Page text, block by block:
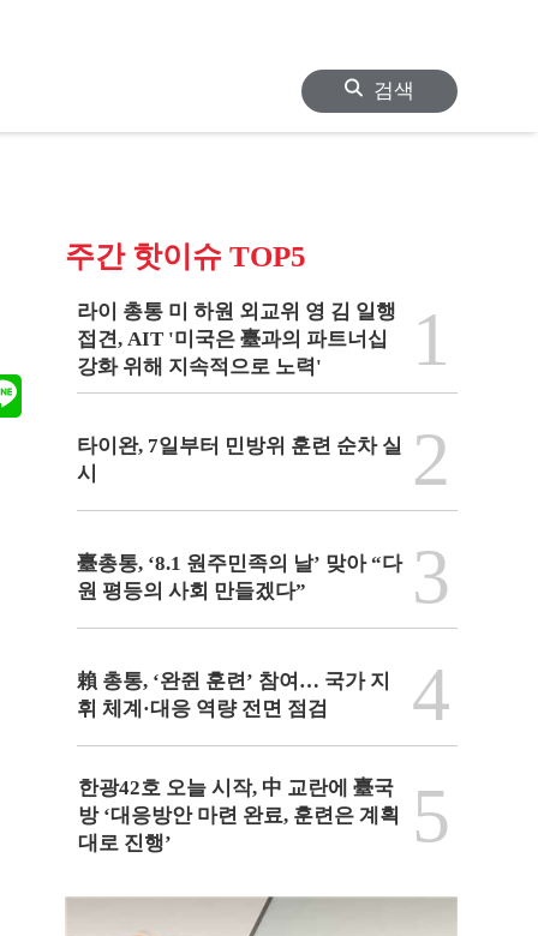
검색
주간 핫이슈 TOP5
라이 총통 미 하원 외교위 영 김 일행
접견, AIT '미국은 臺과의 파트너십
강화 위해 지속적으로 노력'
1
타이완, 7일부터 민방위 훈련 순차 실
시
2
臺총통, ‘8.1 원주민족의 날’ 맞아 “다
원 평등의 사회 만들겠다”
3
賴 총통, ‘완쥔 훈련’ 참여… 국가 지
휘 체계·대응 역량 전면 점검
4
한광42호 오늘 시작, 中 교란에 臺국
방 ‘대응방안 마련 완료, 훈련은 계획
대로 진행’
5